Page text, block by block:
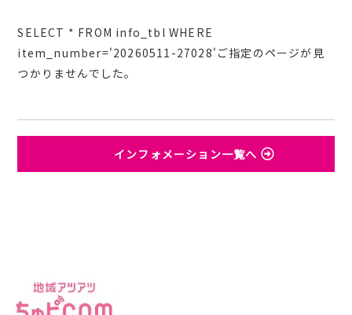
SELECT * FROM info_tbl WHERE
item_number='20260511-27028'ご指定のページが見
つかりませんでした。
インフォメーション一覧へ